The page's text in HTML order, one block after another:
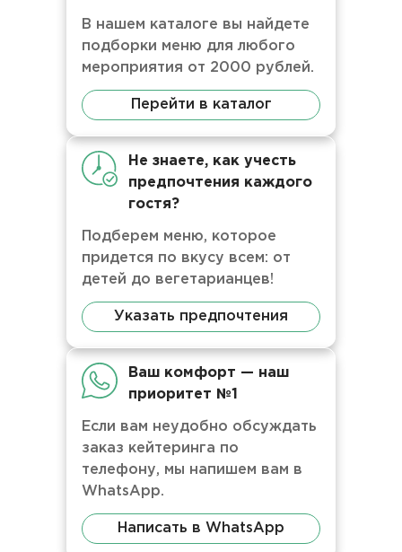
В нашем каталоге вы найдете
подборки меню для любого
мероприятия от 2000 рублей.
Перейти в каталог
Не знаете, как учесть
предпочтения каждого
гостя?
Подберем меню, которое
придется по вкусу всем: от
детей до вегетарианцев!
Указать предпочтения
Ваш комфорт — наш
приоритет №1
Если вам неудобно обсуждать
заказ кейтеринга по
телефону, мы напишем вам в
WhatsApp.
Написать в WhatsApp